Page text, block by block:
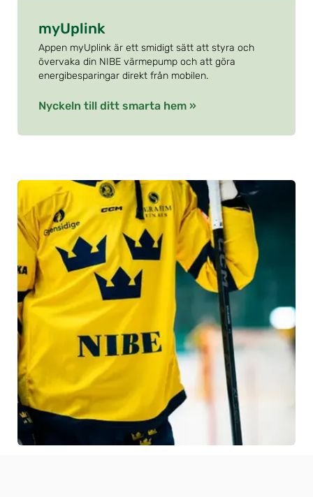
myUplink
Appen myUplink är ett smidigt sätt att styra och
övervaka din NIBE värmepump och att göra
energibesparingar direkt från mobilen.
Nyckeln till ditt smarta hem »